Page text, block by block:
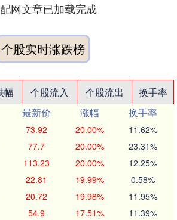
网文章已加载完成
个股实时涨跌榜
幅 个股流入 个股流出
换手率
最新价 涨幅
换手率
73.92 20.00% 11.62%
77.7 20.00% 23.31%
113.23 20.00% 12.25%
22.81 19.99% 0.58%
20.72 19.98% 11.95%
54.9 17.51% 11.39%